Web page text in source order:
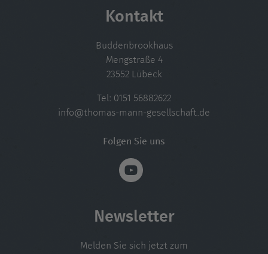
Kontakt
Buddenbrookhaus
Mengstraße 4
23552 Lübeck
Tel: 0151 56882622
info@thomas-mann-gesellschaft.de
Folgen Sie uns
Newsletter
Melden Sie sich jetzt zum